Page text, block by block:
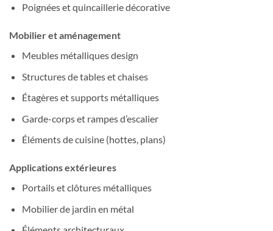
Poignées et quincaillerie décorative
Mobilier et aménagement
Meubles métalliques design
Structures de tables et chaises
Étagères et supports métalliques
Garde-corps et rampes d’escalier
Éléments de cuisine (hottes, plans)
Applications extérieures
Portails et clôtures métalliques
Mobilier de jardin en métal